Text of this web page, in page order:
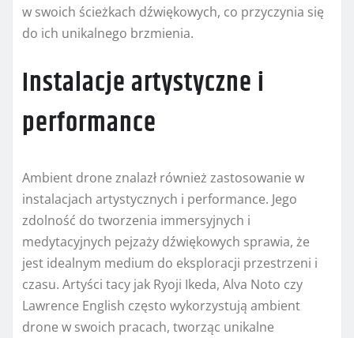
w swoich ścieżkach dźwiękowych, co przyczynia się
do ich unikalnego brzmienia.
Instalacje artystyczne i
performance
Ambient drone znalazł również zastosowanie w
instalacjach artystycznych i performance. Jego
zdolność do tworzenia immersyjnych i
medytacyjnych pejzaży dźwiękowych sprawia, że
jest idealnym medium do eksploracji przestrzeni i
czasu. Artyści tacy jak Ryoji Ikeda, Alva Noto czy
Lawrence English często wykorzystują ambient
drone w swoich pracach, tworząc unikalne